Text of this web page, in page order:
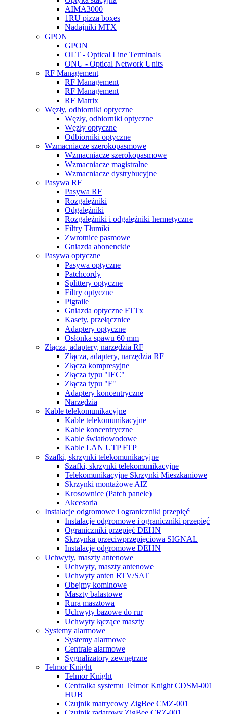
AIMA3000
1RU pizza boxes
Nadajniki MTX
GPON
GPON
OLT - Optical Line Terminals
ONU - Optical Network Units
RF Management
RF Management
RF Management
RF Matrix
Węzły, odbiorniki optyczne
Węzły, odbiorniki optyczne
Węzły optyczne
Odbiorniki optyczne
Wzmacniacze szerokopasmowe
Wzmacniacze szerokopasmowe
Wzmacniacze magistralne
Wzmacniacze dystrybucyjne
Pasywa RF
Pasywa RF
Rozgałęźniki
Odgałęźniki
Rozgałęźniki i odgałęźniki hermetyczne
Filtry Tłumiki
Zwrotnice pasmowe
Gniazda abonenckie
Pasywa optyczne
Pasywa optyczne
Patchcordy
Splittery optyczne
Filtry optyczne
Pigtaile
Gniazda optyczne FTTx
Kasety, przełącznice
Adaptery optyczne
Osłonka spawu 60 mm
Złącza, adaptery, narzędzia RF
Złącza, adaptery, narzędzia RF
Złącza kompresyjne
Złącza typu "IEC"
Złącza typu "F"
Adaptery koncentryczne
Narzędzia
Kable telekomunikacyjne
Kable telekomunikacyjne
Kable koncentryczne
Kable światłowodowe
Kable LAN UTP FTP
Szafki, skrzynki telekomunikacyjne
Szafki, skrzynki telekomunikacyjne
Telekomunikacyjne Skrzynki Mieszkaniowe
Skrzynki montażowe AIZ
Krosownice (Patch panele)
Akcesoria
Instalacje odgromowe i ograniczniki przepięć
Instalacje odgromowe i ograniczniki przepięć
Ograniczniki przepięć DEHN
Skrzynka przeciwprzepięciowa SIGNAL
Instalacje odgromowe DEHN
Uchwyty, maszty antenowe
Uchwyty, maszty antenowe
Uchwyty anten RTV/SAT
Obejmy kominowe
Maszty balastowe
Rura masztowa
Uchwyty bazowe do rur
Uchwyty łączące maszty
Systemy alarmowe
Systemy alarmowe
Centrale alarmowe
Sygnalizatory zewnętrzne
Telmor Knight
Telmor Knight
Centralka systemu Telmor Knight CDSM-001
HUB
Czujnik matrycowy ZigBee CMZ-001